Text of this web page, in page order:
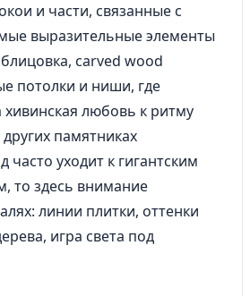
и части, связанные с
выразительные элементы
carved wood
потолки и ниши, где
любовь к ритму
памятниках
часто уходит к гигантским
то здесь внимание
линии плитки, оттенки
игра света под